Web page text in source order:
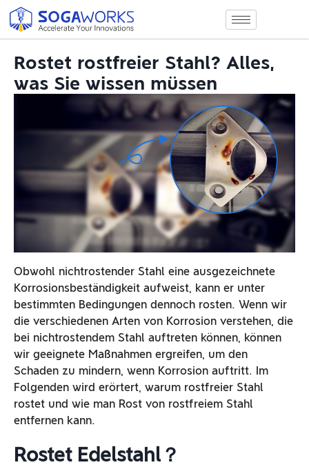
Rostet rostfreier Stahl? Alles,
was Sie wissen müssen
Obwohl nichtrostender Stahl eine ausgezeichnete
Korrosionsbeständigkeit aufweist, kann er unter
bestimmten Bedingungen dennoch rosten. Wenn wir
die verschiedenen Arten von Korrosion verstehen, die
bei nichtrostendem Stahl auftreten können, können
wir geeignete Maßnahmen ergreifen, um den
Schaden zu mindern, wenn Korrosion auftritt. Im
Folgenden wird erörtert, warum rostfreier Stahl
rostet und wie man Rost von rostfreiem Stahl
entfernen kann.
Rostet Edelstahl？